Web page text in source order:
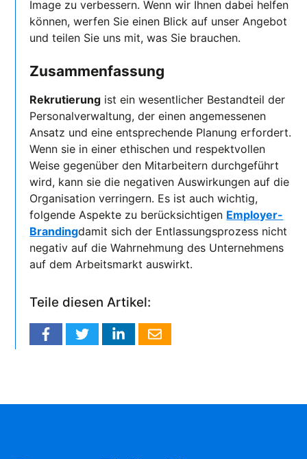
Image zu verbessern. Wenn wir Ihnen dabei helfen
können, werfen Sie einen Blick auf unser Angebot
und teilen Sie uns mit, was Sie brauchen.
Zusammenfassung
Rekrutierung ist ein wesentlicher Bestandteil der
Personalverwaltung, der einen angemessenen
Ansatz und eine entsprechende Planung erfordert.
Wenn sie in einer ethischen und respektvollen
Weise gegenüber den Mitarbeitern durchgeführt
wird, kann sie die negativen Auswirkungen auf die
Organisation verringern. Es ist auch wichtig,
folgende Aspekte zu berücksichtigen Employer-
Brandingdamit sich der Entlassungsprozess nicht
negativ auf die Wahrnehmung des Unternehmens
auf dem Arbeitsmarkt auswirkt.
Teile diesen Artikel: